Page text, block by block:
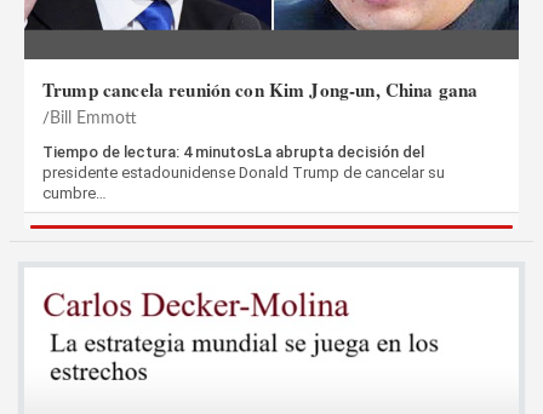
Trump cancela reunión con Kim Jong-un, China gana
Bill Emmott
Tiempo de lectura: 4 minutosLa abrupta decisión del
presidente estadounidense Donald Trump de cancelar su
cumbre…